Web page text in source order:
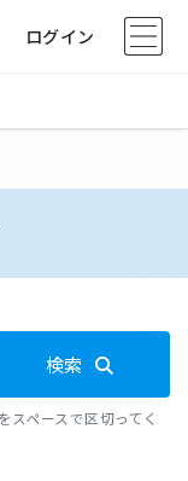
ログイン
検索
ペースで区切ってく